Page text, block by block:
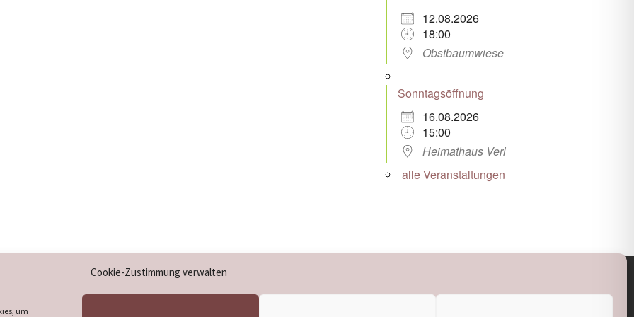
Cookie-Zustimmung verwalten
um
12.08.2026
18:00
Obstbaumwiese
Sonntagsöffnung
16.08.2026
15:00
Heimathaus Verl
alle Veranstaltungen